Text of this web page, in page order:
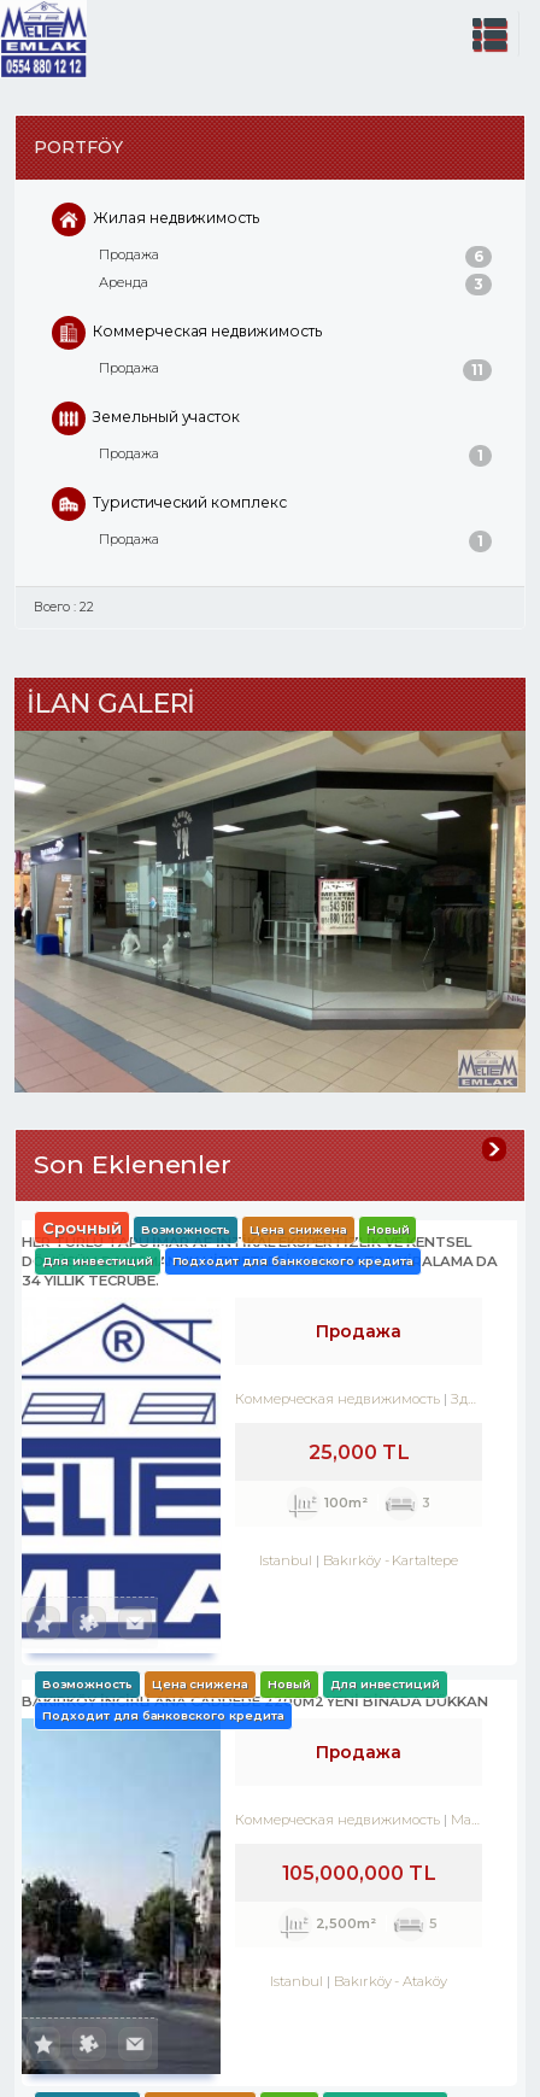
PORTFÖY
Жилая недвижимость
Продажа 6
Аренда 3
Коммерческая недвижимость
Продажа 11
Земельный участок
Продажа 1
Туристический комплекс
Продажа 1
Всего : 22
İLAN GALERİ
Son Eklenenler
HER TÜRLÜ TAPU İMAR AF İNTİKAL EKSPERTİZLİK VE KENTSEL
DÖNÜŞÜM DANIŞMANLIK HİZMETLERİ- ALIM . SATIM. KİRALAMA DA
34 YILLIK TECRÜBE.
Срочный Возможность Цена снижена Новый
Для инвестиций Подходит для банковского кредита
Продажа
Коммерческая недвижимость Здание полностью
25,000 TL
100m² 3
Istanbul Bakırköy- Kartaltepe
BAKIRKÖY İNCİRLİ ANA CADDEDE 2200M2 YENİ BİNADA DÜKKAN
Возможность Цена снижена Новый Для инвестиций
Подходит для банковского кредита
Продажа
Коммерческая недвижимость Магазин
105,000,000 TL
2,500m² 5
Istanbul Bakırköy-Ataköy